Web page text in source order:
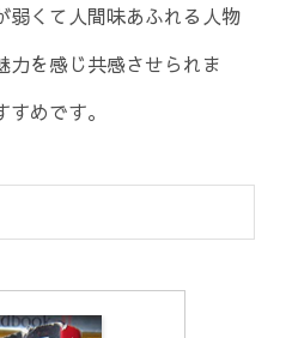
弱くて人間味あふれる人物
力を感じ共感させられま
めです。